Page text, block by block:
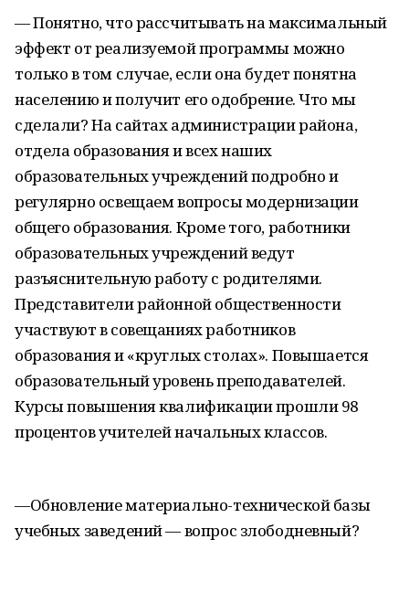
— Понятно, что рассчитывать на максимальный
эффект от реализуемой программы можно
только в том случае, если она будет понятна
населению и получит его одобрение. Что мы
сделали? На сайтах администрации района,
отдела образования и всех наших
образовательных учреждений подробно и
регулярно освещаем вопросы модернизации
общего образования. Кроме того, работники
образовательных учреждений ведут
разъяснительную работу с родителями.
Представители районной общественности
участвуют в совещаниях работников
образования и «круглых столах». Повышается
образовательный уровень преподавателей.
Курсы повышения квалификации прошли 98
процентов учителей начальных классов.
—Обновление материально-технической базы
учебных заведений — вопрос злободневный?